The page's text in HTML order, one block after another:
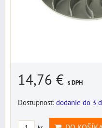
14,76 € s DPH
Dostupnosť: dodanie do 3